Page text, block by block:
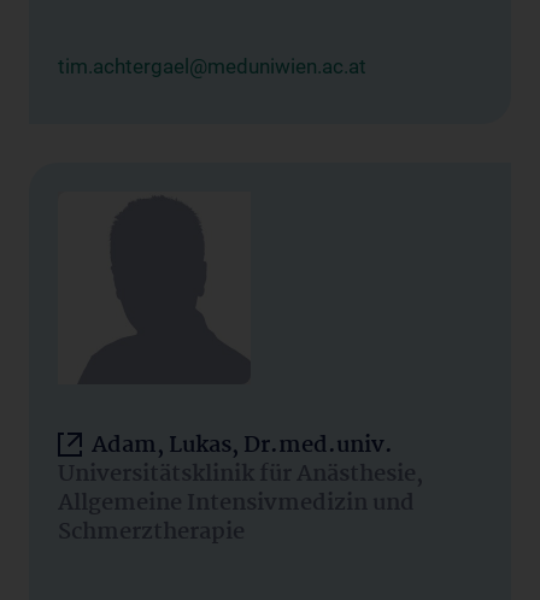
tim.achtergael@meduniwien.ac.at
Adam, Lukas, Dr.med.univ.
Universitätsklinik für Anästhesie,
Allgemeine Intensivmedizin und
Schmerztherapie